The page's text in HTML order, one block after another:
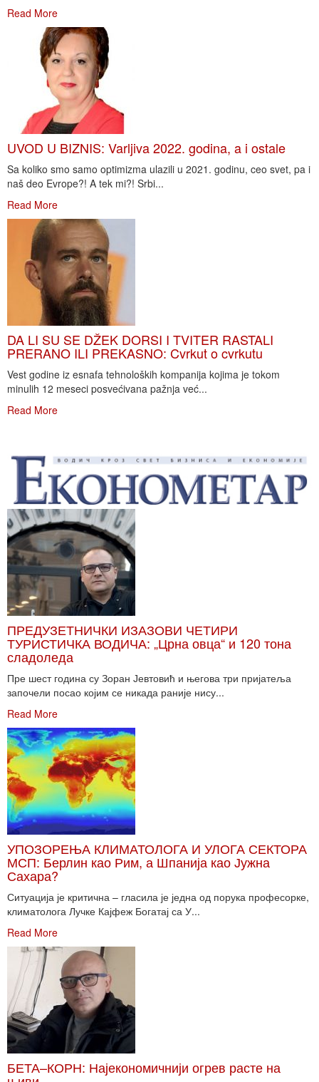
Read More
UVOD U BIZNIS: Varljiva 2022. godina, a i ostale
Sa koliko smo samo optimizma ulazili u 2021. godinu, ceo svet, pa i
naš deo Evrope?! A tek mi?! Srbi...
Read More
DA LI SU SE DŽEK DORSI I TVITER RASTALI
PRERANO ILI PREKASNO: Cvrkut o cvrkutu
Vest godine iz esnafa tehnoloških kompanija kojima je tokom
minulih 12 meseci posvećivana pažnja već...
Read More
ПРЕДУЗЕТНИЧКИ ИЗАЗОВИ ЧЕТИРИ
ТУРИСТИЧКА ВОДИЧА: „Црна овца“ и 120 тона
сладоледа
Пре шест година су Зоран Јевтовић и његова три пријатеља
започели посао којим се никада раније нису...
Read More
УПОЗОРЕЊА КЛИМАТОЛОГА И УЛОГА СЕКТОРА
МСП: Берлин као Рим, а Шпанија као Јужна
Сахара?
Ситуација је критична – гласила је једна од порука професорке,
климатолога Лучке Кајфеж Богатај са У...
Read More
БЕТА–КОРН: Најекономичнији огрев расте на